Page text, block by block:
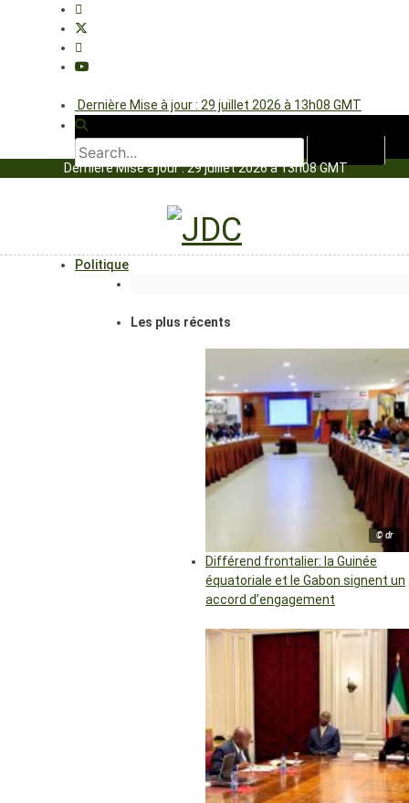
Dernière Mise à jour : 29 juillet 2026 à 13h08 GMT
Dernière Mise à jour : 29 juillet 2026 à 13h08 GMT
Politique
Les plus récents
© dr
Différend frontalier: la Guinée
équatoriale et le Gabon signent un
accord d’engagement